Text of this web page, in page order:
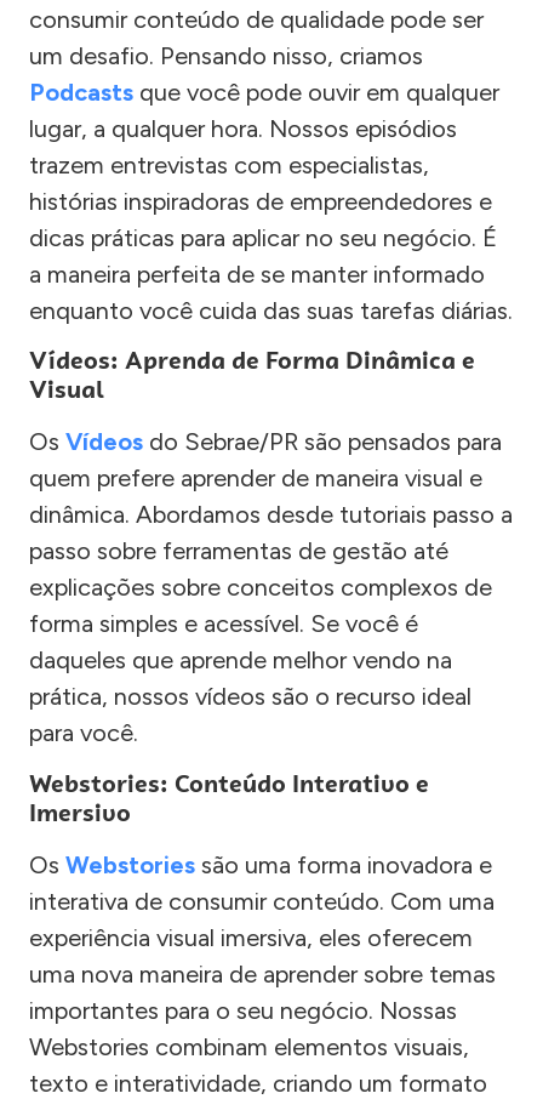
consumir conteúdo de qualidade pode ser
um desafio. Pensando nisso, criamos
Podcasts que você pode ouvir em qualquer
lugar, a qualquer hora. Nossos episódios
trazem entrevistas com especialistas,
histórias inspiradoras de empreendedores e
dicas práticas para aplicar no seu negócio. É
a maneira perfeita de se manter informado
enquanto você cuida das suas tarefas diárias.
Vídeos: Aprenda de Forma Dinâmica e
Visual
Os Vídeos do Sebrae/PR são pensados para
quem prefere aprender de maneira visual e
dinâmica. Abordamos desde tutoriais passo a
passo sobre ferramentas de gestão até
explicações sobre conceitos complexos de
forma simples e acessível. Se você é
daqueles que aprende melhor vendo na
prática, nossos vídeos são o recurso ideal
para você.
Webstories: Conteúdo Interativo e
Imersivo
Os Webstories são uma forma inovadora e
interativa de consumir conteúdo. Com uma
experiência visual imersiva, eles oferecem
uma nova maneira de aprender sobre temas
importantes para o seu negócio. Nossas
Webstories combinam elementos visuais,
texto e interatividade, criando um formato